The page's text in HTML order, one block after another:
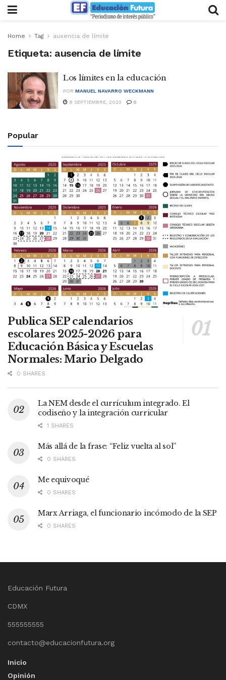
Home Tag ausencia de límite
Etiqueta: ausencia de límite
Los límites en la educación
POR MANUEL NAVARRO WECKMANN
8 SEPTIEMBRE, 2023
0
Popular
Publica SEP calendarios
escolares 2025-2026 para
Educación Básica y Escuelas
Normales: Mario Delgado
0 SHARES
La NEM desde el currículum integrado. El
codiseño y la integración curricular
1 SHARES
Más allá de la frase: “Feliz vuelta al sol”
0 SHARES
Me equivoqué
0 SHARES
Marx Arriaga, el funcionario incómodo de la SEP
0 SHARES
Educación Futura
CDMX
555555555
contacto@educacionfutura.org
Inicio
Opinión